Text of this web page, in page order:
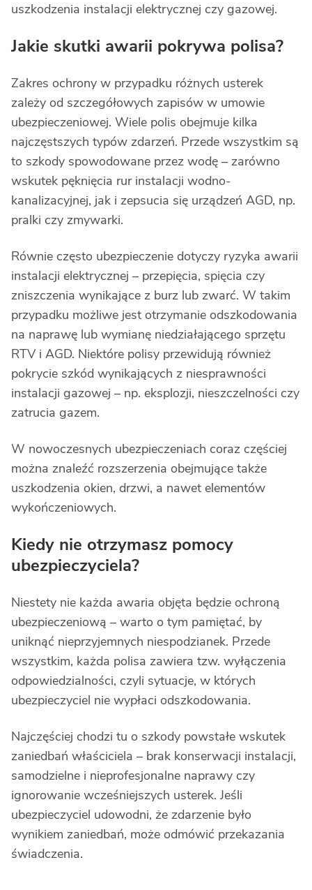
uszkodzenia instalacji elektrycznej czy gazowej.
Jakie skutki awarii pokrywa polisa?
Zakres ochrony w przypadku różnych usterek
zależy od szczegółowych zapisów w umowie
ubezpieczeniowej. Wiele polis obejmuje kilka
najczęstszych typów zdarzeń. Przede wszystkim są
to szkody spowodowane przez wodę – zarówno
wskutek pęknięcia rur instalacji wodno-
kanalizacyjnej, jak i zepsucia się urządzeń AGD, np.
pralki czy zmywarki.
Równie często ubezpieczenie dotyczy ryzyka awarii
instalacji elektrycznej – przepięcia, spięcia czy
zniszczenia wynikające z burz lub zwarć. W takim
przypadku możliwe jest otrzymanie odszkodowania
na naprawę lub wymianę niedziałającego sprzętu
RTV i AGD. Niektóre polisy przewidują również
pokrycie szkód wynikających z niesprawności
instalacji gazowej – np. eksplozji, nieszczelności czy
zatrucia gazem.
W nowoczesnych ubezpieczeniach coraz częściej
można znaleźć rozszerzenia obejmujące także
uszkodzenia okien, drzwi, a nawet elementów
wykończeniowych.
Kiedy nie otrzymasz pomocy
ubezpieczyciela?
Niestety nie każda awaria objęta będzie ochroną
ubezpieczeniową – warto o tym pamiętać, by
uniknąć nieprzyjemnych niespodzianek. Przede
wszystkim, każda polisa zawiera tzw. wyłączenia
odpowiedzialności, czyli sytuacje, w których
ubezpieczyciel nie wypłaci odszkodowania.
Najczęściej chodzi tu o szkody powstałe wskutek
zaniedbań właściciela – brak konserwacji instalacji,
samodzielne i nieprofesjonalne naprawy czy
ignorowanie wcześniejszych usterek. Jeśli
ubezpieczyciel udowodni, że zdarzenie było
wynikiem zaniedbań, może odmówić przekazania
świadczenia.